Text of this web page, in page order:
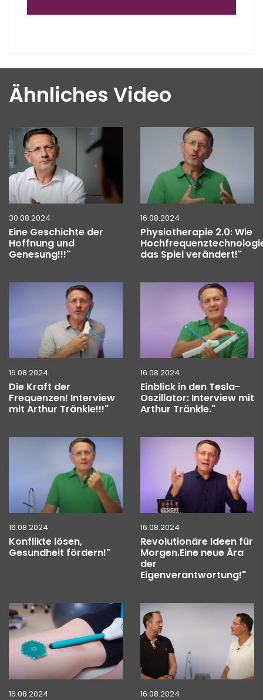
Ähnliches Video
30.08.2024
Eine Geschichte der
Hoffnung und
Genesung!!!"
16.08.2024
Physiotherapie 2.0: Wie
das Spiel verändert!"
16.08.2024
Die Kraft der
Frequenzen! Interview
mit Arthur Tränkle!!!"
16.08.2024
Einblick in den Tesla-
Oszillator: Interview mit
Arthur Tränkle."
16.08.2024
Konflikte lösen,
Gesundheit fördern!"
16.08.2024
Revolutionäre Ideen für
Morgen.Eine neue Ära
der
Eigenverantwortung!"
16.08.2024 16.08.2024